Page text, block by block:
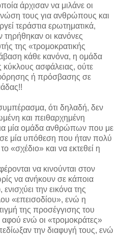
άρχισαν να μιλάνε οι
τους για ανθρώπους και
τεράστια ερωτηματικά,
οι κανόνες
της «τρομοκρατικής
κάθε κανόνα, η ομάδα
κύκλους ασφάλειας, ούτε
ή πρόσβασης σε
ότι δηλαδή, δεν
και πειθαρχημένη
μία ομάδα ανθρώπων που με
μία υπόθεση που ήταν πολύ
«σχέδιο» και να εκτεθεί η
να κινούνται στον
να ανήκουν σε κάποια
την εικόνα της
«επεισοδίου», ενώ η
της προσέγγισης του
ενώ οι «τρομοκράτες»
την διαφυγή τους, ενώ